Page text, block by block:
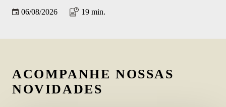
06/08/2026 19 min.
ACOMPANHE NOSSAS
NOVIDADES